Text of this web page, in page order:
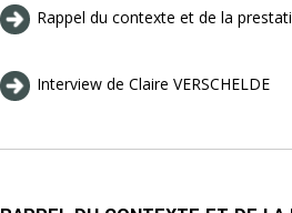
Rappel du contexte et de la
Interview de Claire VERSCHELDE